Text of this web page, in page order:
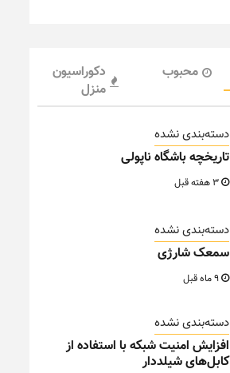
محبوب
دکوراسیون
منزل
دسته‌بندی نشده
تاریخچه باشگاه ناپولی
دسته‌بندی نشده
سمعک شارژی
دسته‌بندی نشده
افزایش امنیت شبکه با استفاده از
کابل‌های شیلددار